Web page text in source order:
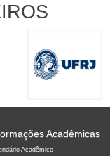
Acadêmicas
Acadêmico